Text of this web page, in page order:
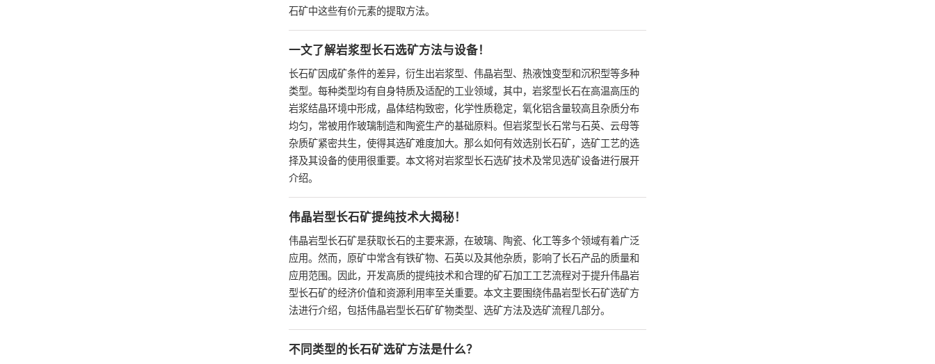
石矿中这些有价元素的提取方法。
一文了解岩浆型长石选矿方法与设备！
长石矿因成矿条件的差异，衍生出岩浆型、伟晶岩型、热液蚀变型和沉积型等多种
类型。每种类型均有自身特质及适配的工业领域，其中，岩浆型长石在高温高压的
岩浆结晶环境中形成，晶体结构致密，化学性质稳定，氧化铝含量较高且杂质分布
均匀，常被用作玻璃制造和陶瓷生产的基础原料。但岩浆型长石常与石英、云母等
杂质矿紧密共生，使得其选矿难度加大。那么如何有效选别长石矿，选矿工艺的选
择及其设备的使用很重要。本文将对岩浆型长石选矿技术及常见选矿设备进行展开
介绍。
伟晶岩型长石矿提纯技术大揭秘！
伟晶岩型长石矿是获取长石的主要来源，在玻璃、陶瓷、化工等多个领域有着广泛
应用。然而，原矿中常含有铁矿物、石英以及其他杂质，影响了长石产品的质量和
应用范围。因此，开发高质的提纯技术和合理的矿石加工工艺流程对于提升伟晶岩
型长石矿的经济价值和资源利用率至关重要。本文主要围绕伟晶岩型长石矿选矿方
法进行介绍，包括伟晶岩型长石矿矿物类型、选矿方法及选矿流程几部分。
不同类型的长石矿选矿方法是什么？